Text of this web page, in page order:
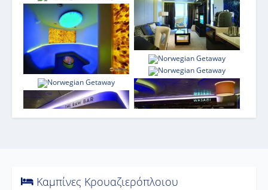
Καμπίνες Κρουαζιερόπλοιου